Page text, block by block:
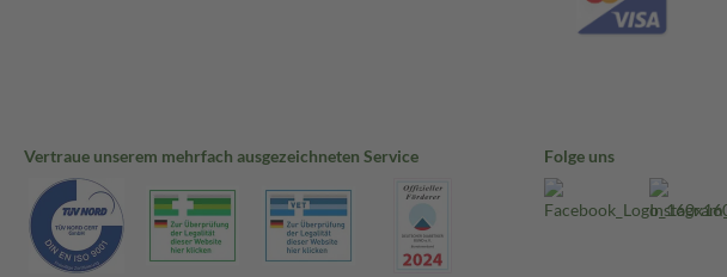
Vertraue unserem mehrfach ausgezeichneten Service Folge uns